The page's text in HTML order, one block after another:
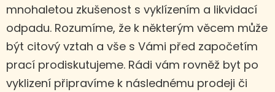
mnohaletou zkušenost s vyklízením a likvidací
odpadu. Rozumíme, že k některým věcem může
být citový vztah a vše s Vámi před započetím
prací prodiskutujeme. Rádi vám rovněž byt po
vyklizení připravíme k následnému prodeji či